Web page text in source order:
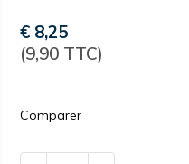
€ 8,25
(9,90 TTC)
Comparer